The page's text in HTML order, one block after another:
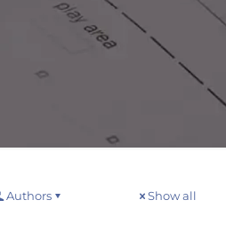
Authors Show all